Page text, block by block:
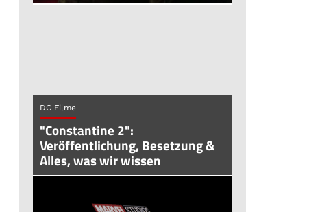
DC Filme
"Constantine 2":
Veröffentlichung, Besetzung &
Alles, was wir wissen